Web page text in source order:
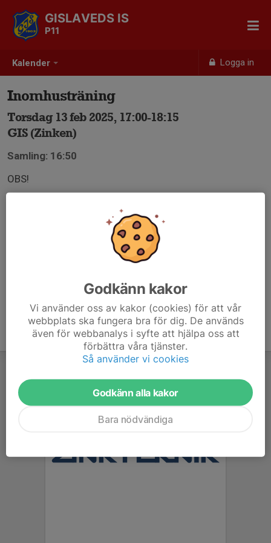
Kalender Logga in
GISLAVEDS IS
P11
Inomhusträning
Torsdag 13 feb 2025, 17:00-18:15
GIS (Zinken)
Samling: 16:50
OBS!
Viktigt att man anmäler sig till träningen, tränaren måste
veta dagen innan hur många som kommer för att kunna
Godkänn kakor
Vi använder oss av kakor (cookies) för att vår
webbplats ska fungera bra för dig. De används
även för webbanalys i syfte att hjälpa oss att
förbättra våra tjänster.
Så använder vi cookies
Godkänn alla kakor
Bara nödvändiga